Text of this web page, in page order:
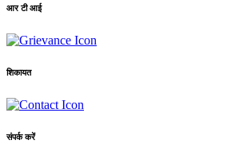
आर टी आई
शिकायत
संपर्क करें